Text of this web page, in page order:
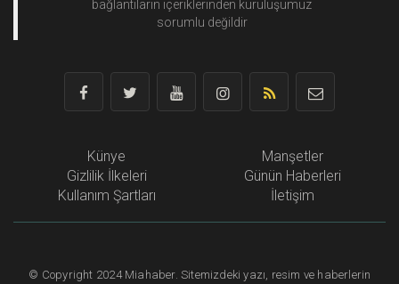
bağlantıların içeriklerinden kuruluşumuz
sorumlu değildir
Künye
Gizlilik İlkeleri
Kullanım Şartları
Manşetler
Günün Haberleri
İletişim
© Copyright 2024 Miahaber. Sitemizdeki yazı, resim ve haberlerin